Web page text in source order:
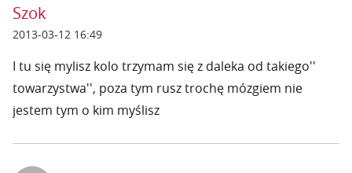
Szok
2013-03-12 16:49
I tu się mylisz kolo trzymam się z daleka od takiego''
towarzystwa'', poza tym rusz trochę mózgiem nie
jestem tym o kim myślisz